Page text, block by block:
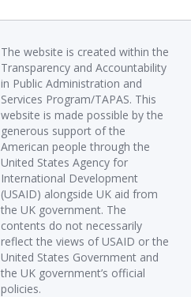
The website is created within the
Transparency and Accountability
in Public Administration and
Services Program/TAPAS. This
website is made possible by the
generous support of the
American people through the
United States Agency for
International Development
(USAID) alongside UK aid from
the UK government. The
contents do not necessarily
reflect the views of USAID or the
United States Government and
the UK government’s official
policies.